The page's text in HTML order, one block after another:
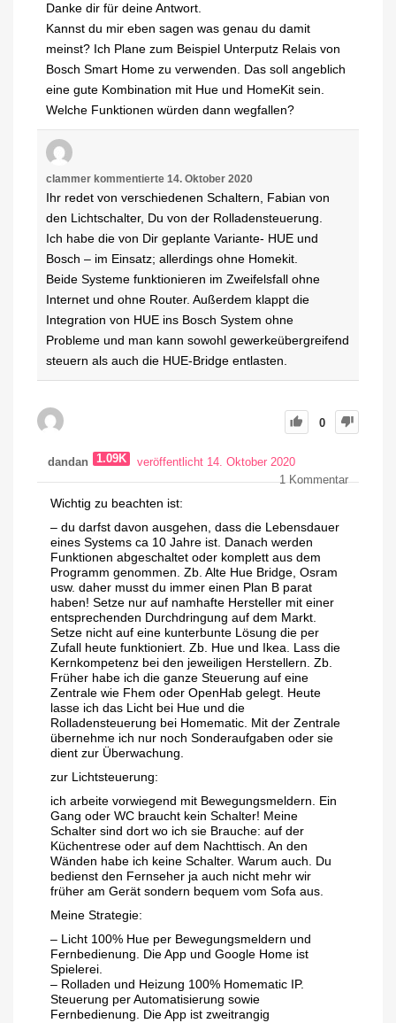
Danke dir für deine Antwort.
Kannst du mir eben sagen was genau du damit
meinst? Ich Plane zum Beispiel Unterputz Relais von
Bosch Smart Home zu verwenden. Das soll angeblich
eine gute Kombination mit Hue und HomeKit sein.
Welche Funktionen würden dann wegfallen?
clammer kommentierte 14. Oktober 2020
Ihr redet von verschiedenen Schaltern, Fabian von
den Lichtschalter, Du von der Rolladensteuerung.
Ich habe die von Dir geplante Variante- HUE und
Bosch – im Einsatz; allerdings ohne Homekit.
Beide Systeme funktionieren im Zweifelsfall ohne
Internet und ohne Router. Außerdem klappt die
Integration von HUE ins Bosch System ohne
Probleme und man kann sowohl gewerkeübergreifend
steuern als auch die HUE-Bridge entlasten.
0
dandan 1.09K
veröffentlicht 14. Oktober 2020
1Kommentar
Wichtig zu beachten ist:
– du darfst davon ausgehen, dass die Lebensdauer
eines Systems ca 10 Jahre ist. Danach werden
Funktionen abgeschaltet oder komplett aus dem
Programm genommen. Zb. Alte Hue Bridge, Osram
usw. daher musst du immer einen Plan B parat
haben! Setze nur auf namhafte Hersteller mit einer
entsprechenden Durchdringung auf dem Markt.
Setze nicht auf eine kunterbunte Lösung die per
Zufall heute funktioniert. Zb. Hue und Ikea. Lass die
Kernkompetenz bei den jeweiligen Herstellern. Zb.
Früher habe ich die ganze Steuerung auf eine
Zentrale wie Fhem oder OpenHab gelegt. Heute
lasse ich das Licht bei Hue und die
Rolladensteuerung bei Homematic. Mit der Zentrale
übernehme ich nur noch Sonderaufgaben oder sie
dient zur Überwachung.
zur Lichtsteuerung:
ich arbeite vorwiegend mit Bewegungsmeldern. Ein
Gang oder WC braucht kein Schalter! Meine
Schalter sind dort wo ich sie Brauche: auf der
Küchentrese oder auf dem Nachttisch. An den
Wänden habe ich keine Schalter. Warum auch. Du
bedienst den Fernseher ja auch nicht mehr wir
früher am Gerät sondern bequem vom Sofa aus.
Meine Strategie:
– Licht 100% Hue per Bewegungsmeldern und
Fernbedienung. Die App und Google Home ist
Spielerei.
– Rolladen und Heizung 100% Homematic IP.
Steuerung per Automatisierung sowie
Fernbedienung. Die App ist zweitrangig